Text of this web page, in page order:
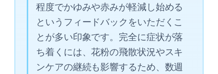
程度でかゆみや赤みが軽減し始める
というフィードバックをいただくこ
とが多い印象です。完全に症状が落
ち着くには、花粉の飛散状況やスキ
ンケアの継続も影響するため、数週